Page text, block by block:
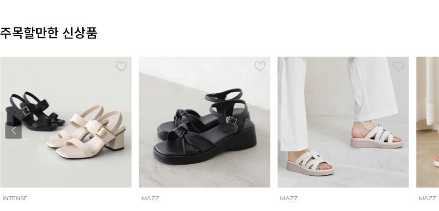
주목할만한 신상품
MAZZ MAZZ MAZZ